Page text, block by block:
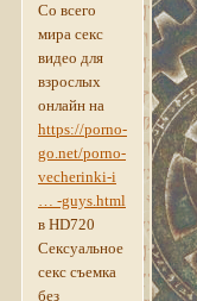
Со всего
мира секс
видео для
взрослых
онлайн на
https://porno-
go.net/porno-
vecherinki-i
… -guys.html
в HD720
Сексуальное
секс съемка
без